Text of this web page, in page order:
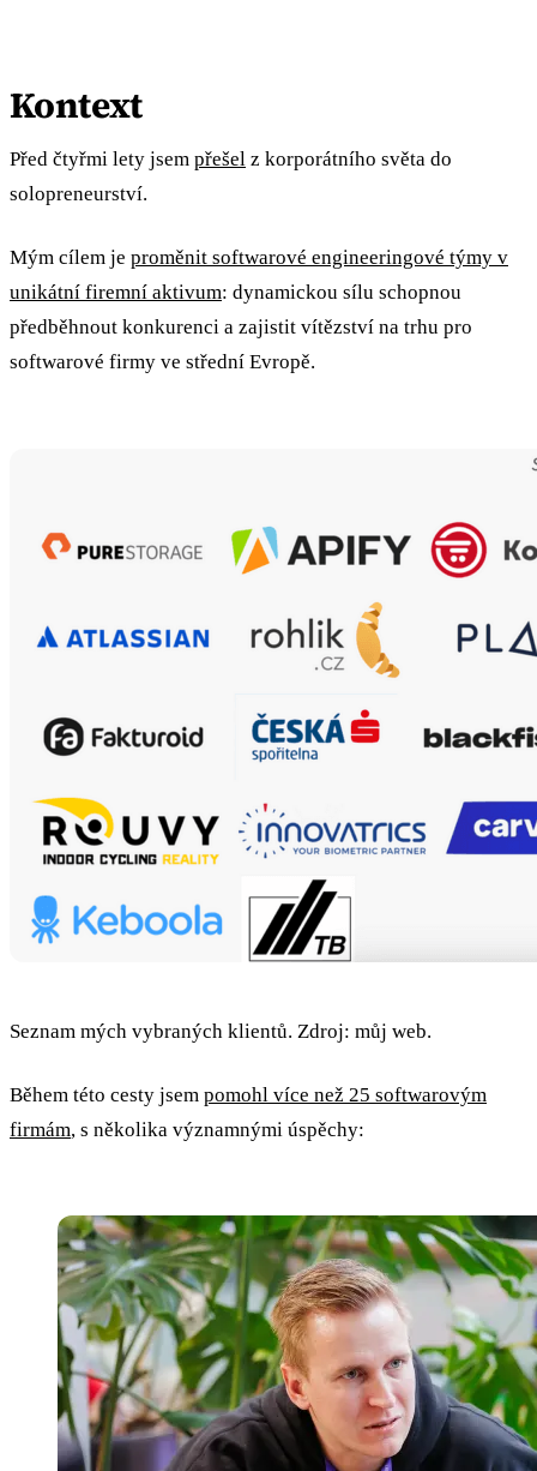
Kontext
Před čtyřmi lety jsem přešel z korporátního světa do
solopreneurství.
Mým cílem je proměnit softwarové engineeringové týmy v
unikátní firemní aktivum: dynamickou sílu schopnou
předběhnout konkurenci a zajistit vítězství na trhu pro
softwarové firmy ve střední Evropě.
Seznam mých vybraných klientů. Zdroj: můj web.
Během této cesty jsem pomohl více než 25 softwarovým
firmám, s několika významnými úspěchy: